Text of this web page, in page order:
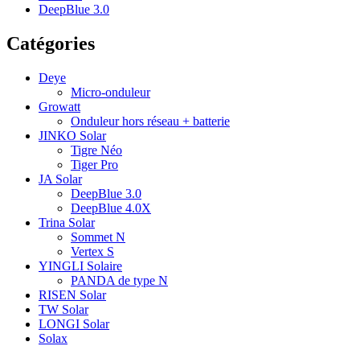
DeepBlue 3.0
Catégories
Deye
Micro-onduleur
Growatt
Onduleur hors réseau + batterie
JINKO Solar
Tigre Néo
Tiger Pro
JA Solar
DeepBlue 3.0
DeepBlue 4.0X
Trina Solar
Sommet N
Vertex S
YINGLI Solaire
PANDA de type N
RISEN Solar
TW Solar
LONGI Solar
Solax